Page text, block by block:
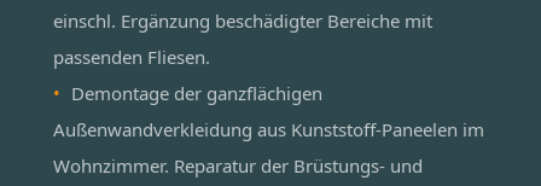
einschl. Ergänzung beschädigter Bereiche mit
passenden Fliesen.
Demontage der ganzflächigen
Außenwandverkleidung aus Kunststoff-Paneelen im
Wohnzimmer. Reparatur der Brüstungs- und